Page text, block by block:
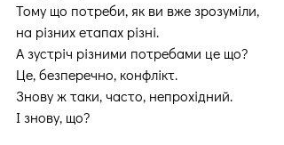
Тому що потреби, як ви вже зрозуміли,
на різних етапах різні.
А зустріч різними потребами це що?
Це, безперечно, конфлікт.
Знову ж таки, часто, непрохідний.
І знову, що?